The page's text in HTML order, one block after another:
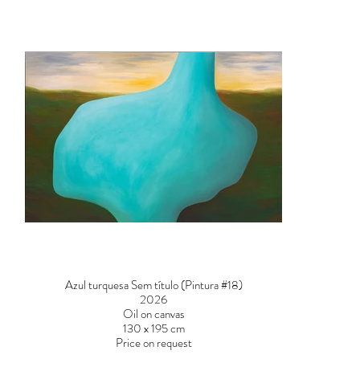
Azul turquesa Sem título (Pintura #18)
2026
Oil on canvas
130 x 195 cm
Price on request